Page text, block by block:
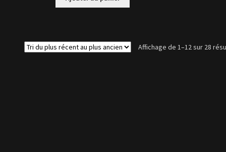
Affichage de 1–12 sur 28